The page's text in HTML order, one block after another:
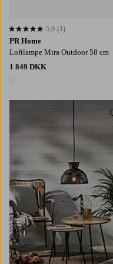
PR Home
Loftlampe Mira Outdoor 58 cm
1 849 DKK
5,0 baseret på 1 bedømmelser
5,0 (1)